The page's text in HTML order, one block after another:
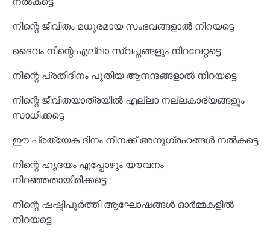
നിന്റെ ജീവിതം മധുരമായ സംഭവങ്ങളാൽ നിറയട്ടെ
ദൈവം നിന്റെ എല്ലാ സ്വപ്നങ്ങളും നിറവേറ്റട്ടെ
നിന്റെ പ്രതിദിനം പുതിയ ആനന്ദങ്ങളാൽ നിറയട്ടെ
നിന്റെ ജീവിതയാത്രയിൽ എല്ലാ നല്ലകാര്യങ്ങളും
സാധിക്കട്ടെ
ഈ പ്രത്യേക ദിനം നിനക്ക് അനുഗ്രഹങ്ങൾ നൽകട്ടെ
നിന്റെ ഹൃദയം എപ്പോഴും യൗവനം
നിറഞ്ഞതായിരിക്കട്ടെ
നിന്റെ ഷഷ്ടിപൂർത്തി ആഘോഷങ്ങൾ ഓർമ്മകളിൽ
നിറയട്ടെ